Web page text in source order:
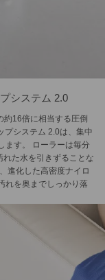
システム 2.0
16倍に相当する圧倒
プシステム 2.0は、集中
ます。 ローラーは毎分
た水を引きずることな
進化した高密度ナイロ
れを奥までしっかり落